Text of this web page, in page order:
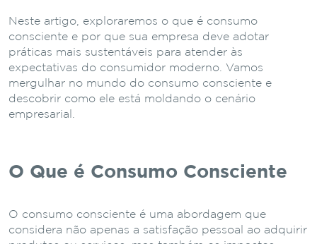
Neste artigo, exploraremos o que é consumo
consciente e por que sua empresa deve adotar
práticas mais sustentáveis para atender às
expectativas do consumidor moderno. Vamos
mergulhar no mundo do consumo consciente e
descobrir como ele está moldando o cenário
empresarial.
O Que é Consumo Consciente
O consumo consciente é uma abordagem que
considera não apenas a satisfação pessoal ao adquirir